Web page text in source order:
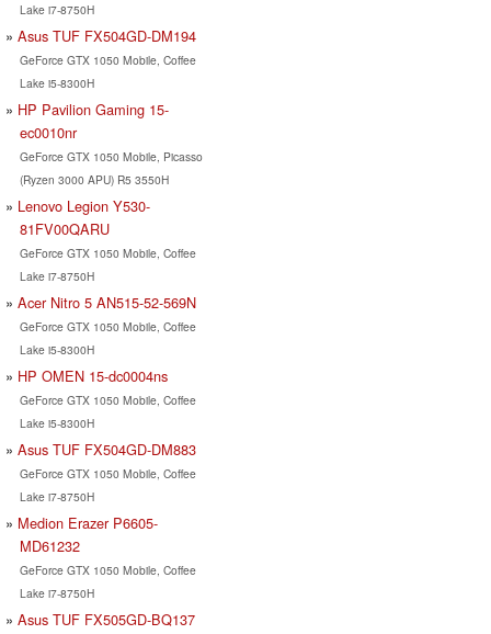
Lake i7-8750H
Asus TUF FX504GD-DM194
GeForce GTX 1050 Mobile, Coffee
Lake i5-8300H
HP Pavilion Gaming 15-
ec0010nr
GeForce GTX 1050 Mobile, Picasso
(Ryzen 3000 APU) R5 3550H
Lenovo Legion Y530-
81FV00QARU
GeForce GTX 1050 Mobile, Coffee
Lake i7-8750H
Acer Nitro 5 AN515-52-569N
GeForce GTX 1050 Mobile, Coffee
Lake i5-8300H
HP OMEN 15-dc0004ns
GeForce GTX 1050 Mobile, Coffee
Lake i5-8300H
Asus TUF FX504GD-DM883
GeForce GTX 1050 Mobile, Coffee
Lake i7-8750H
Medion Erazer P6605-
MD61232
GeForce GTX 1050 Mobile, Coffee
Lake i7-8750H
Asus TUF FX505GD-BQ137